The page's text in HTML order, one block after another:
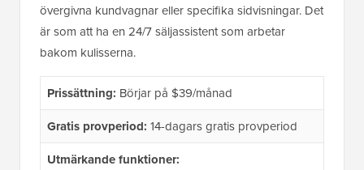
övergivna kundvagnar eller specifika sidvisningar. Det
är som att ha en 24/7 säljassistent som arbetar
bakom kulisserna.
Prissättning: Börjar på $39/månad
Gratis provperiod: 14-dagars gratis provperiod
Utmärkande funktioner: